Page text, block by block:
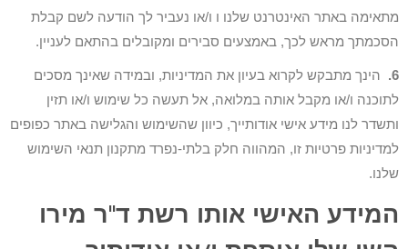
מתאימה באתר האינטרנט שלנו ו ו/או נעביר לך הודעה לשם קבלת
הסכמתך מראש לכך, באמצעים סבירים ומקובלים בהתאם לעניין.
6.
הינך מתבקש לקרוא בעיון את המדיניות, ובמידה שאינך מסכים
לתוכנה ו/או מקבל אותה במלואה, אל תעשה כל שימוש ו/או תזין
ותשדר לנו מידע אישי אודותייך, כיוון שהשימוש והגלישה באתר כפופים
למדיניות פרטיות זו, המהווה חלק בלתי-נפרד מתקנון תנאי השימוש
שלנו.
המידע האישי אותו רשת ד"ר מירו